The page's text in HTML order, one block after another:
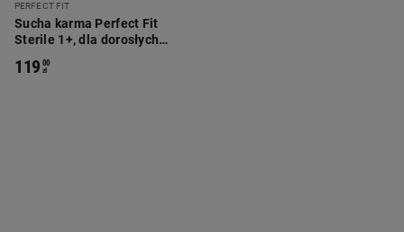
PERFECT FIT
Sucha karma Perfect Fit
Sterile 1+, dla dorosłych
119 00
zł